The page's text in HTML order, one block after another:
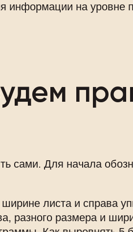
информации на уровне
сами. Для начала
листа и справа
разного размера и